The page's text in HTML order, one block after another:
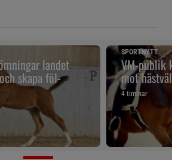
landet
skapa föl-
SPORTNYTT
VM-publik
mot
4 timmar